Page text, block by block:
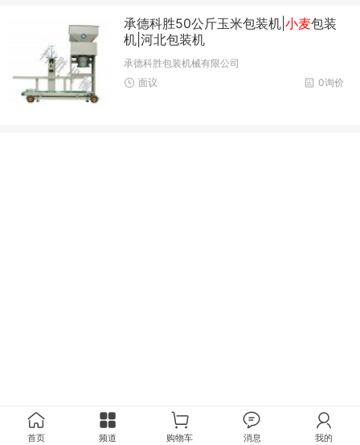
承德科胜50公斤玉米包装机|小麦包装
机|河北包装机
承德科胜包装机械有限公司
0询价
面议
首页 频道 购物车 消息 我的